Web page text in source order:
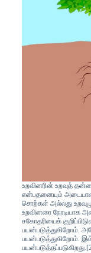
உறவினரின் உறவுத்
என்பதனையும்
சொற்கள் அல்லது
உறவினரை நேரடியாக
சகோதரியைக்
பயன்படுத்துகிறோம்.
பயன்படுத்துகிறோம்.